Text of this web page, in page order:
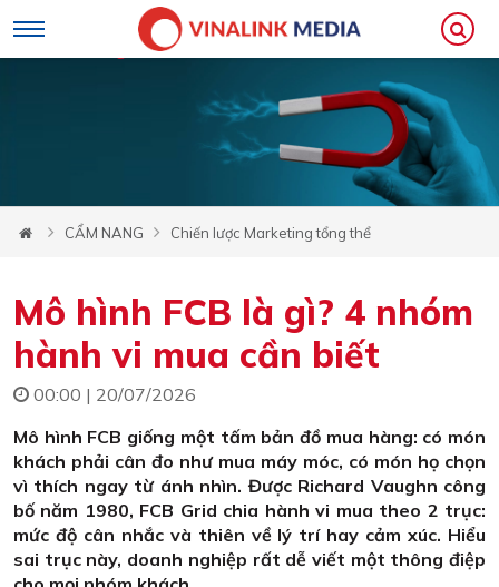
CẨM NANG Chiến lược Marketing tổng thể
Mô hình FCB là gì? 4 nhóm
hành vi mua cần biết
00:00 | 20/07/2026
Mô hình FCB giống một tấm bản đồ mua hàng: có món
khách phải cân đo như mua máy móc, có món họ chọn
vì thích ngay từ ánh nhìn. Được Richard Vaughn công
bố năm 1980, FCB Grid chia hành vi mua theo 2 trục:
mức độ cân nhắc và thiên về lý trí hay cảm xúc. Hiểu
sai trục này, doanh nghiệp rất dễ viết một thông điệp